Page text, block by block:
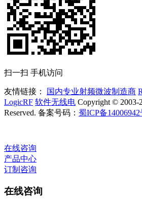
扫一扫 手机访问
友情链接： 国内专业射频微波制造商
LogicRF 软件无线电 Copyright © 2003-
Reserved. 备案号码： 蜀ICP备14006942
在线咨询
产品中心
订制咨询
在线咨询